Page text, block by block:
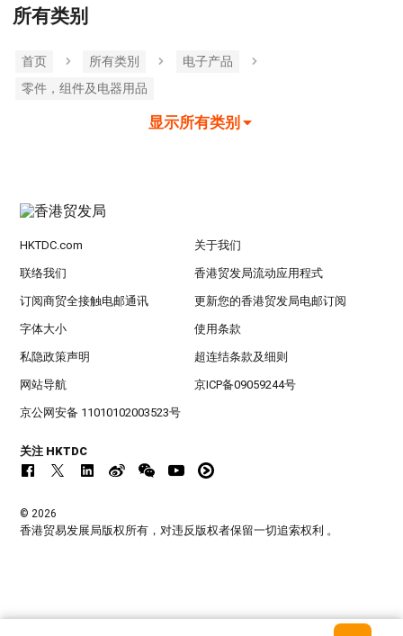
所有类别
首页 所有类別
电子产品
零件，组件及电器用品
显示所有类别
HKTDC.com 关于我们
联络我们 香港贸发局流动应用程式
订阅商贸全接触电邮通讯 更新您的香港贸发局电邮订阅
字体大小 使用条款
私隐政策声明 超连结条款及细则
网站导航 京ICP备09059244号
京公网安备 11010102003523号
关注 HKTDC
© 2026
香港贸易发展局版权所有，对违反版权者保留一切追索权利 。